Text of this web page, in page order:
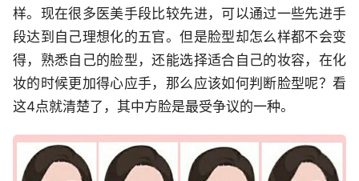
样。现在很多医美手段比较先进，可以通过一些先进手
段达到自己理想化的五官。但是脸型却怎么样都不会变
得，熟悉自己的脸型，还能选择适合自己的妆容，在化
妆的时候更加得心应手，那么应该如何判断脸型呢？看
这4点就清楚了，其中方脸是最受争议的一种。